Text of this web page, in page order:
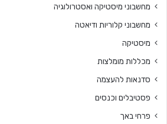
מחשבוני מיסטיקה ואסטרולוגיה
מחשבוני קלוריות ודיאטה
מיסטיקה
מכללות מומלצות
סדנאות להעצמה
פסטיבלים וכנסים
פרחי באך